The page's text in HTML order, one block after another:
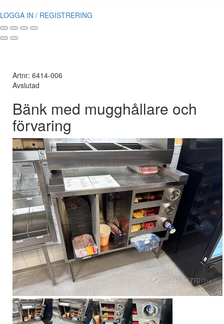
LOGGA IN / REGISTRERING
Artnr: 6414-006
Avslutad
Bänk med mugghållare och
förvaring